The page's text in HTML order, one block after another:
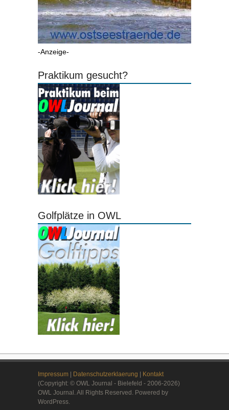
-Anzeige-
Praktikum gesucht?
Golfplätze in OWL
Impressum Datenschutzerklaerung
Kontakt
(Copyright: © OWL Journal - Bielefeld - 2006-2026)
OWL Journal. All Rights Reserved. Powered by
WordPress.